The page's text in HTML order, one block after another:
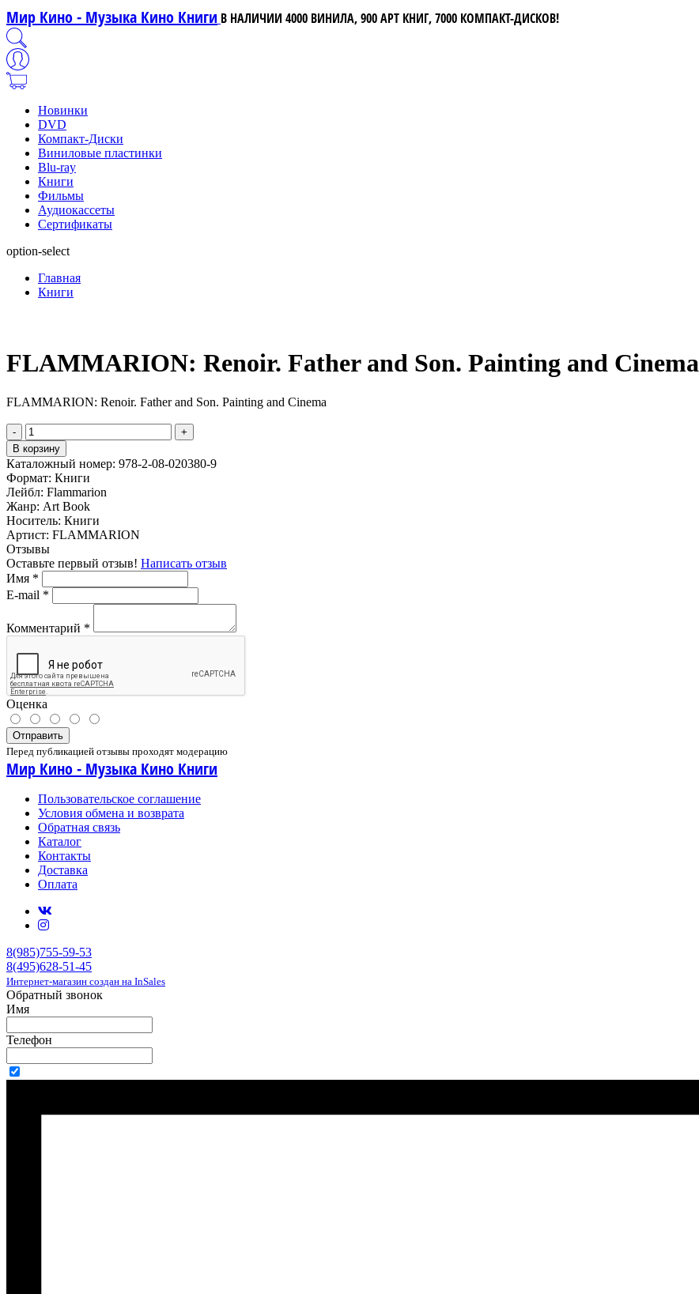
Мир Кино - Музыка Кино Книги В НАЛИЧИИ 4000 ВИНИЛА, 900 АРТ КНИГ, 7000 КОМПАКТ-ДИСКОВ!
Новинки
DVD
Компакт-Диски
Виниловые пластинки
Blu-ray
Книги
Фильмы
Аудиокассеты
Сертификаты
option-select
Главная
Книги
FLAMMARION: Renoir. Father and Son. Painting and Cinema
FLAMMARION: Renoir. Father and Son. Painting and Cinema
-
+
В корзину
Каталожный номер: 978-2-08-020380-9
Формат: Книги
Лейбл: Flammarion
Жанр: Art Book
Носитель: Книги
Артист: FLAMMARION
Отзывы
Оставьте первый отзыв! Написать отзыв
Имя *
E-mail *
Комментарий *
Оценка
Отправить
Перед публикацией отзывы проходят модерацию
Мир Кино - Музыка Кино Книги
Пользовательское соглашение
Условия обмена и возврата
Обратная связь
Каталог
Контакты
Доставка
Оплата
8(985)755-59-53
8(495)628-51-45
Интернет-магазин создан на InSales
Обратный звонок
Имя
Телефон